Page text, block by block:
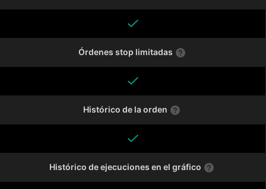
Órdenes stop limitadas
Histórico de la orden
Histórico de ejecuciones en el gráfico